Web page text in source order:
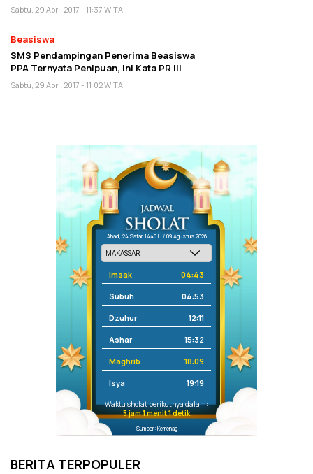
Sabtu, 29 April 2017 - 11:37 WITA
Beasiswa
SMS Pendampingan Penerima Beasiswa
PPA Ternyata Penipuan, Ini Kata PR III
Sabtu, 29 April 2017 - 11:02 WITA
Ahad, 24 Safar 1448 H / 09 Agustus 2026
Imsak 04:43
Subuh 04:53
Dzuhur 12:11
Ashar 15:32
Maghrib 18:09
Isya 19:19
Waktu sholat berikutnya dalam:
5 jam 1 menit 1 detik
Sumber: Kemenag
BERITA TERPOPULER